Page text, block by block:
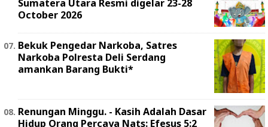
Sumatera Utara Resmi digelar 23-28
October 2026
Bekuk Pengedar Narkoba, Satres
Narkoba Polresta Deli Serdang
amankan Barang Bukti*
Renungan Minggu. - Kasih Adalah Dasar
Hidup Orang Percaya Nats: Efesus 5:2